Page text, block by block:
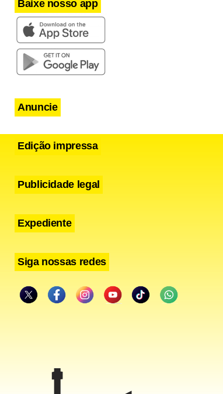
Baixe nosso app
Anuncie
Edição impressa
Publicidade legal
Expediente
Siga nossas redes